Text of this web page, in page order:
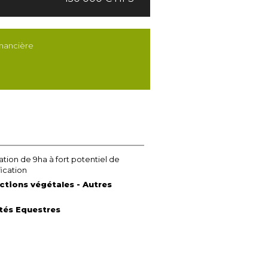
de 9ha à fort potentiel de
végétales - Autres
Equestres